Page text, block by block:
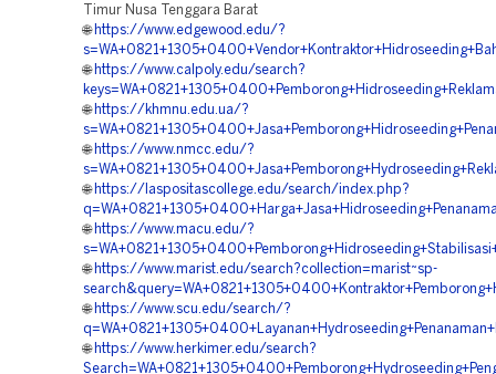
Timur Nusa Tenggara Barat
🌐 https://www.edgewood.edu/?
🌐 https://www.calpoly.edu/search?
🌐 https://khmnu.edu.ua/?
🌐 https://www.nmcc.edu/?
🌐 https://laspositascollege.edu/search/index.php?
🌐 https://www.macu.edu/?
🌐 https://www.marist.edu/search?collection=marist~sp-
🌐 https://www.scu.edu/search/?
🌐 https://www.herkimer.edu/search?